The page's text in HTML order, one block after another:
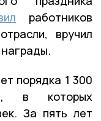
работников
вручил
порядка 1 300
в которых
За пять лет